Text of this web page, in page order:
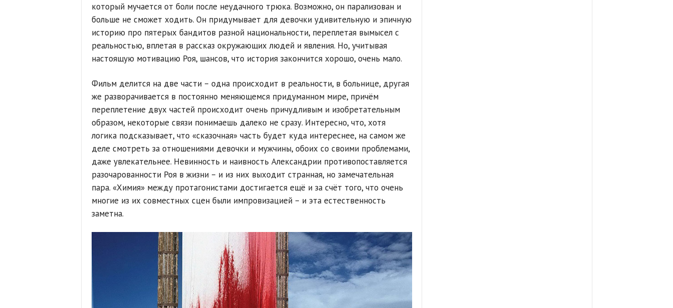
который мучается от боли после неудачного трюка. Возможно, он парализован и
больше не сможет ходить. Он придумывает для девочки удивительную и эпичную
историю про пятерых бандитов разной национальности, переплетая вымысел с
реальностью, вплетая в рассказ окружающих людей и явления. Но, учитывая
настоящую мотивацию Роя, шансов, что история закончится хорошо, очень мало.
Фильм делится на две части – одна происходит в реальности, в больнице, другая
же разворачивается в постоянно меняющемся придуманном мире, причём
переплетение двух частей происходит очень причудливым и изобретательным
образом, некоторые связи понимаешь далеко не сразу. Интересно, что, хотя
логика подсказывает, что «сказочная» часть будет куда интереснее, на самом же
деле смотреть за отношениями девочки и мужчины, обоих со своими проблемами,
даже увлекательнее. Невинность и наивность Александрии противопоставляется
разочарованности Роя в жизни – и из них выходит странная, но замечательная
пара. «Химия» между протагонистами достигается ещё и за счёт того, что очень
многие из их совместных сцен были импровизацией – и эта естественность
заметна.